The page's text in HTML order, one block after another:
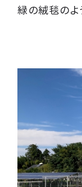
緑の絨毯のよ